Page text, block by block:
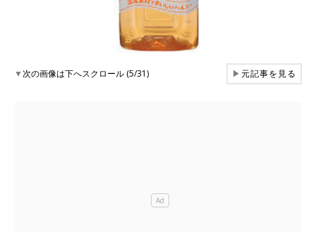
▼次の画像は下へスクロール (5/31) ▶元記事を見る